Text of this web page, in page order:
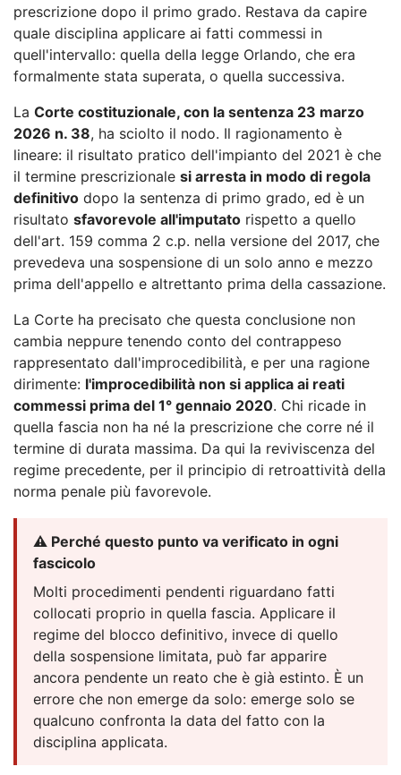
prescrizione dopo il primo grado. Restava da capire
quale disciplina applicare ai fatti commessi in
quell'intervallo: quella della legge Orlando, che era
formalmente stata superata, o quella successiva.
La Corte costituzionale, con la sentenza 23 marzo
2026 n. 38, ha sciolto il nodo. Il ragionamento è
lineare: il risultato pratico dell'impianto del 2021 è che
il termine prescrizionale si arresta in modo di regola
definitivo dopo la sentenza di primo grado, ed è un
risultato sfavorevole all'imputato rispetto a quello
dell'art. 159 comma 2 c.p. nella versione del 2017, che
prevedeva una sospensione di un solo anno e mezzo
prima dell'appello e altrettanto prima della cassazione.
La Corte ha precisato che questa conclusione non
cambia neppure tenendo conto del contrappeso
rappresentato dall'improcedibilità, e per una ragione
dirimente: l'improcedibilità non si applica ai reati
commessi prima del 1° gennaio 2020. Chi ricade in
quella fascia non ha né la prescrizione che corre né il
termine di durata massima. Da qui la reviviscenza del
regime precedente, per il principio di retroattività della
norma penale più favorevole.
⚠️ Perché questo punto va verificato in ogni
fascicolo
Molti procedimenti pendenti riguardano fatti
collocati proprio in quella fascia. Applicare il
regime del blocco definitivo, invece di quello
della sospensione limitata, può far apparire
ancora pendente un reato che è già estinto. È un
errore che non emerge da solo: emerge solo se
qualcuno confronta la data del fatto con la
disciplina applicata.